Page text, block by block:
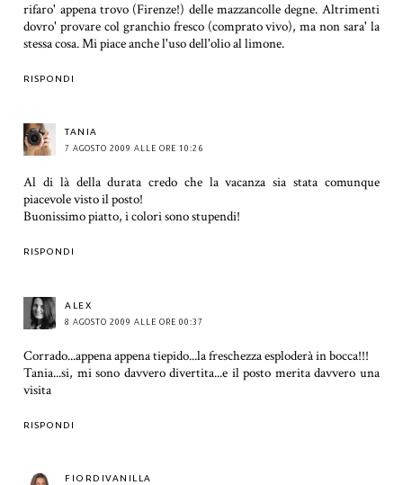
rifaro' appena trovo (Firenze!) delle mazzancolle degne. Altrimenti
dovro' provare col granchio fresco (comprato vivo), ma non sara' la
stessa cosa. Mi piace anche l'uso dell'olio al limone.
RISPONDI
TANIA
7 AGOSTO 2009 ALLE ORE 10:26
Al di là della durata credo che la vacanza sia stata comunque
piacevole visto il posto!
Buonissimo piatto, i colori sono stupendi!
RISPONDI
ALEX
8 AGOSTO 2009 ALLE ORE 00:37
Corrado...appena appena tiepido...la freschezza esploderà in bocca!!!
Tania...si, mi sono davvero divertita...e il posto merita davvero una
visita
RISPONDI
FIORDIVANILLA